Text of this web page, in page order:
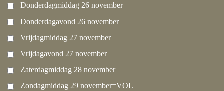
Donderdagmiddag 26 november
Donderdagavond 26 november
Vrijdagmiddag 27 november
Vrijdagavond 27 november
Zaterdagmiddag 28 november
Zondagmiddag 29 november=VOL